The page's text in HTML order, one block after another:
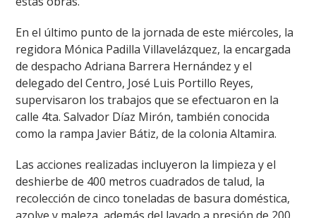
En el último punto de la jornada de este miércoles, la
regidora Mónica Padilla Villavelázquez, la encargada
de despacho Adriana Barrera Hernández y el
delegado del Centro, José Luis Portillo Reyes,
supervisaron los trabajos que se efectuaron en la
calle 4ta. Salvador Díaz Mirón, también conocida
como la rampa Javier Bátiz, de la colonia Altamira.
Las acciones realizadas incluyeron la limpieza y el
deshierbe de 400 metros cuadrados de talud, la
recolección de cinco toneladas de basura doméstica,